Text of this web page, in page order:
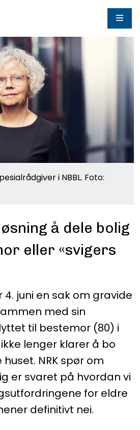
i NBBL. Foto:
å dele bolig
eller «svigers
4. juni en sak om gravide
med sin
til bestemor (80) i
lenger klarer å bo
NRK spør om
er svaret på hvordan vi
for eldre
definitivt nei.